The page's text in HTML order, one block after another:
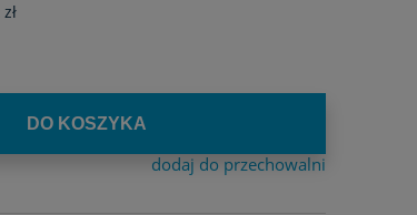
DO KOSZYKA
dodaj do przechowalni